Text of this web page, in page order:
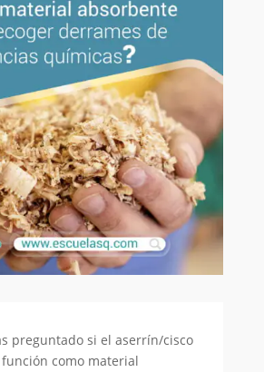
preguntado si el aserrín/cisco
como material